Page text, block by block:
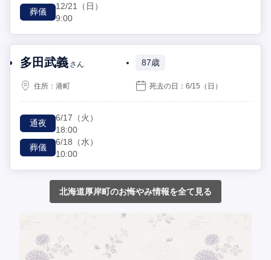
葬儀
12/21
（日）
9:00
多田武義 さん 87歳
住所：港町 死去の日：6/15 （日）
通夜
6/17 （火）
18:00
葬儀
6/18 （水）
10:00
北海道厚岸町のお悔やみ情報を全て見る